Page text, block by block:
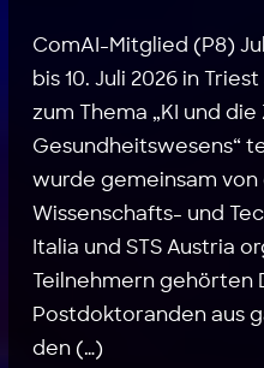
ComAI-Mitglied (P8)
bis 10. Juli 2026 in
zum Thema „KI und
Gesundheitswesens“
wurde gemeinsam von
Wissenschafts- und
Italia und STS Austria
Teilnehmern gehörten
Postdoktoranden aus
den (…)